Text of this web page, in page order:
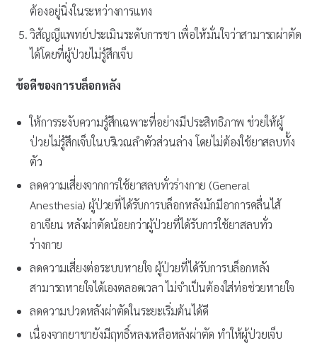
ต้องอยู่นิ่งในระหว่างการแทง
วิสัญญีแพทย์ประเมินระดับการชา เพื่อให้มั่นใจว่าสามารถผ่าตัด
ได้โดยที่ผู้ป่วยไม่รู้สึกเจ็บ
ข้อดีของการบล็อกหลัง
ให้การระงับความรู้สึกเฉพาะที่อย่างมีประสิทธิภาพ ช่วยให้ผู้
ป่วยไม่รู้สึกเจ็บในบริเวณลำตัวส่วนล่าง โดยไม่ต้องใช้ยาสลบทั้ง
ตัว
ลดความเสี่ยงจากการใช้ยาสลบทั่วร่างกาย (General
Anesthesia) ผู้ป่วยที่ได้รับการบล็อกหลังมักมีอาการคลื่นไส้
อาเจียน หลังผ่าตัดน้อยกว่าผู้ป่วยที่ได้รับการใช้ยาสลบทั่ว
ร่างกาย
ลดความเสี่ยงต่อระบบหายใจ ผู้ป่วยที่ได้รับการบล็อกหลัง
สามารถหายใจได้เองตลอดเวลา ไม่จำเป็นต้องใส่ท่อช่วยหายใจ
ลดความปวดหลังผ่าตัดในระยะเริ่มต้นได้ดี
เนื่องจากยาชายังมีฤทธิ์หลงเหลือหลังผ่าตัด ทำให้ผู้ป่วยเจ็บ